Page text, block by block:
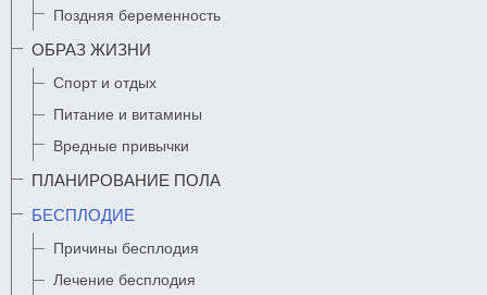
Поздняя беременность
ОБРАЗ ЖИЗНИ
Спорт и отдых
Питание и витамины
Вредные привычки
ПЛАНИРОВАНИЕ ПОЛА
БЕСПЛОДИЕ
Причины бесплодия
Лечение бесплодия